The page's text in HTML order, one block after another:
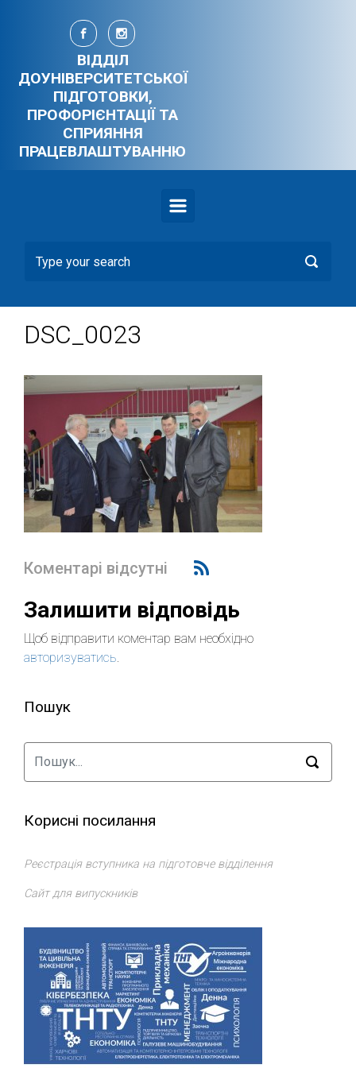
Skip to main content
ВІДДІЛ
ДОУНІВЕРСИТЕТСЬКОЇ
ПІДГОТОВКИ,
ПРОФОРІЄНТАЦІЇ ТА
СПРИЯННЯ
ПРАЦЕВЛАШТУВАННЮ
DSC_0023
Коментарі відсутні
Залишити відповідь
Щоб відправити коментар вам необхідно
авторизуватись.
Пошук
Корисні посилання
Реєстрація вступника на підготовче відділення
Сайт для випускників